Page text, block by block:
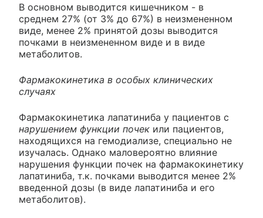
В основном выводится кишечником - в
среднем 27% (от 3% до 67%) в неизмененном
виде, менее 2% принятой дозы выводится
почками в неизмененном виде и в виде
метаболитов.
Фармакокинетика в особых клинических
случаях
Фармакокинетика лапатиниба у пациентов с
нарушением функции почек или пациентов,
находящихся на гемодиализе, специально не
изучалась. Однако маловероятно влияние
нарушения функции почек на фармакокинетику
лапатиниба, т.к. почками выводится менее 2%
введенной дозы (в виде лапатиниба и его
метаболитов).